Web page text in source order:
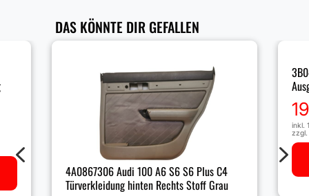
DAS KÖNNTE DIR GEFALLEN
4A0867306 Audi 100 A6 S6 S6 Plus C4
Türverkleidung hinten Rechts Stoff Grau
inkl.
zzgl.
4 5